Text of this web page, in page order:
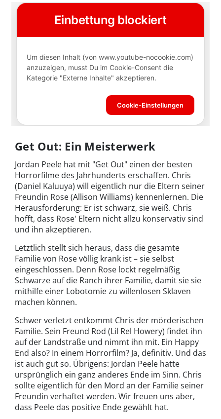
Get Out: Ein Meisterwerk
Jordan Peele hat mit "Get Out" einen der besten
Horrorfilme des Jahrhunderts erschaffen. Chris
(Daniel Kaluuya) will eigentlich nur die Eltern seiner
Freundin Rose (Allison Williams) kennenlernen. Die
Herausforderung: Er ist schwarz, sie weiß. Chris
hofft, dass Rose' Eltern nicht allzu konservativ sind
und ihn akzeptieren.
Letztlich stellt sich heraus, dass die gesamte
Familie von Rose völlig krank ist – sie selbst
eingeschlossen. Denn Rose lockt regelmäßig
Schwarze auf die Ranch ihrer Familie, damit sie sie
mithilfe einer Lobotomie zu willenlosen Sklaven
machen können.
Schwer verletzt entkommt Chris der mörderischen
Familie. Sein Freund Rod (Lil Rel Howery) findet ihn
auf der Landstraße und nimmt ihn mit. Ein Happy
End also? In einem Horrorfilm? Ja, definitiv. Und das
ist auch gut so. Übrigens: Jordan Peele hatte
ursprünglich ein ganz anderes Ende im Sinn. Chris
sollte eigentlich für den Mord an der Familie seiner
Freundin verhaftet werden. Wir freuen uns aber,
dass Peele das positive Ende gewählt hat.